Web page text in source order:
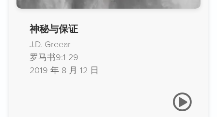
神秘与保证
J.D. Greear
罗马书9:1-29
2019 年 8 月 12 日